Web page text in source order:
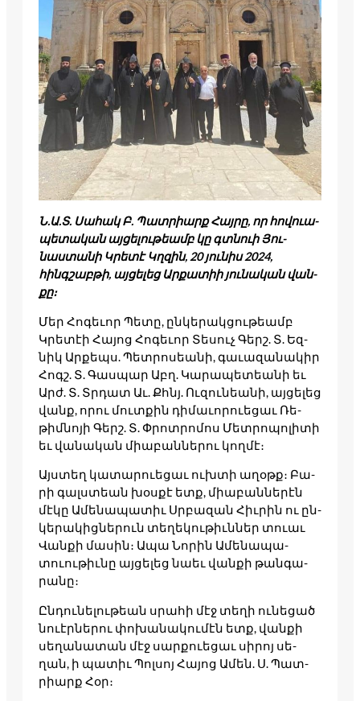
Ն.Ա.Տ. Սա­­հակ Բ. Պատ­­րիարք Հայ­­րը, որ հո­­վուա­­
պետա­­կան այ­­ցե­­­լու­­թեամբ կը գտնո­­ւի Յու­­
նաստա­­նի Կրե­­տէ Կղզին, 20 յու­­նիս 2024,
հինգշաբ­­թի, այ­­ցե­­­լեց Ար­­քա­­­տիի յու­­նա­­­կան վան­­
քը։
Մեր Հո­­գեւոր Պե­­տը, ըն­­կե­­­րակ­­ցութեամբ
Կրե­­տէի Հա­­յոց Հո­­գեւոր Տե­­սուչ Գերշ. Տ. Եզ­­
նիկ Ար­­քեպս. Պետ­­րո­­­սեանի, գա­­ւազա­­նակիր
Հոգշ. Տ. Գաս­­պար Աբղ. Կա­­րապե­­տեանի եւ
Արժ. Տ. Տրդատ Աւ. Քհնյ. Ու­­զունեանի, այ­­ցե­­­լեց
վանք, որու մուտքին դի­­մաւո­­րուե­­ցաւ Ռե­­
թիմ­­նո­­­յի Գերշ. Տ. Փրոտ­­րո­­­մոս Մետ­­րո­­­պոլի­­տի
եւ վա­­նական միաբան­­նե­­­րու կող­­մէ։
Այստեղ կա­­տարո­­ւեցաւ ուխտի աղօթք։ Բա­­
րի գալստեան խօս­­քէ ետք, միաբան­­նե­­­րէն
մէ­­կը Ամե­­նապա­­տիւ Սրբա­­զան Հիւ­­րին ու ըն­­
կե­­­րակից­­նե­­­րուն տե­­ղեկու­­թիւններ տո­­ւաւ
Վան­­քի մա­­սին։ Ապա Նո­­րին Ամե­­նապա­­
տուու­­թիւնը այ­­ցե­­­լեց նաեւ վան­­քի թան­­գա­­­
րանը։
Ըն­­դունե­­լու­­թեան սրա­­հի մէջ տե­­ղի ու­­նե­­­ցած
նո­­ւէր­­նե­­­րու փո­­խանա­­կու­­մէն ետք, վան­­քի
սե­­ղանա­­տան մէջ սար­­քո­­­ւեցաւ սի­­րոյ սե­­
ղան, ի պա­­տիւ Պոլ­­սոյ Հա­­յոց Ամեն. Ս. Պատ­­
րիարք Հօր։